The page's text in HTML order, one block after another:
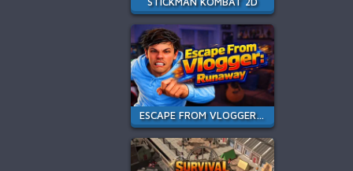
ESCAPE FROM VLOGGER: RUNAWAY